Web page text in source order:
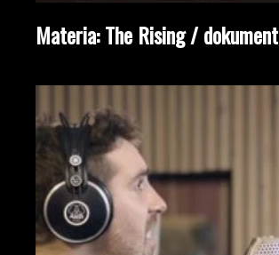
Materia: The Rising / dokument